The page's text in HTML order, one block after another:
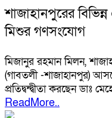
শাজাহানপুরের
মিশুর গণসংযোগ
মিজানুর রহমান মিলন,
(গাবতলী -শাজাহানপুর)
প্রতিদ্বন্দ্বীতা করছেন ডাঃ
ReadMore..